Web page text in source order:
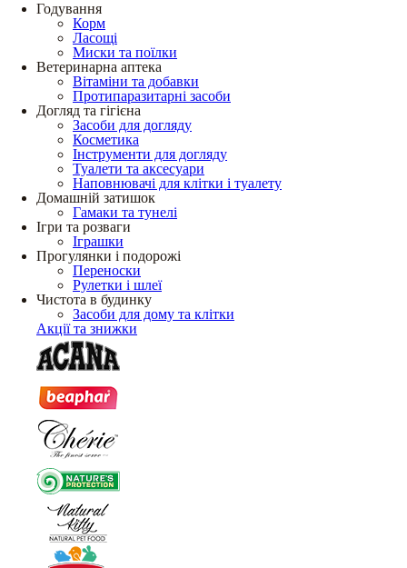
Годування
Корм
Ласощі
Миски та поїлки
Ветеринарна аптека
Вітаміни та добавки
Протипаразитарні засоби
Догляд та гігієна
Засоби для догляду
Косметика
Інструменти для догляду
Туалети та аксесуари
Наповнювачі для клітки і туалету
Домашній затишок
Гамаки та тунелі
Ігри та розваги
Іграшки
Прогулянки і подорожі
Переноски
Рулетки і шлеї
Чистота в будинку
Засоби для дому та клітки
Акції та знижки